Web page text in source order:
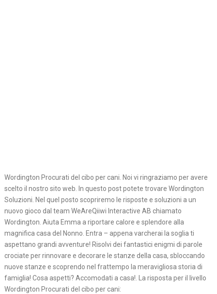
Wordington Procurati del cibo per cani. Noi vi ringraziamo per avere
scelto il nostro sito web. In questo post potete trovare Wordington
Soluzioni. Nel quel posto scopriremo le risposte e soluzioni a un
nuovo gioco dal team WeAreQiiwi Interactive AB chiamato
Wordington. Aiuta Emma a riportare calore e splendore alla
magnifica casa del Nonno. Entra – appena varcherai la soglia ti
aspettano grandi avventure! Risolvi dei fantastici enigmi di parole
crociate per rinnovare e decorare le stanze della casa, sbloccando
nuove stanze e scoprendo nel frattempo la meravigliosa storia di
famiglia! Cosa aspetti? Accomodati a casa!. La risposta per il livello
Wordington Procurati del cibo per cani: